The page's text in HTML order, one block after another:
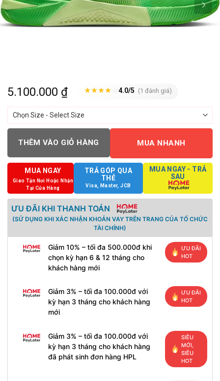
5.100.000 ₫ ★★★★ 4.0/5 (1 đánh giá)
THÊM VÀO GIỎ HÀNG MUA NHANH
MUA NGAY
Giao Tận Nơi Hoặc Nhận
Tại Cửa Hàng
TRẢ GÓP QUA
THẺ
Visa, Master, JCB
MUA NGAY - TRẢ
SAU
ƯU ĐÃI KHI THANH TOÁN
(SỬ DỤNG KHI XÁC NHẬN KHOẢN VAY TRÊN TRANG CỦA TỔ CHỨC
TÀI CHÍNH)
Giảm 10% – tối đa 500.000đ khi
chọn kỳ hạn 6 & 12 tháng cho
khách hàng mới
ƯU ĐÃI
HOT
Giảm 3% – tối đa 100.000đ với
kỳ hạn 3 tháng cho khách hàng
mới
ƯU ĐÃI
HOT
Giảm 3% – tối đa 100.000đ với
kỳ hạn 3 tháng cho khách hàng
đã phát sinh đơn hàng HPL
SIÊU
MỚI,
SIÊU
HOT